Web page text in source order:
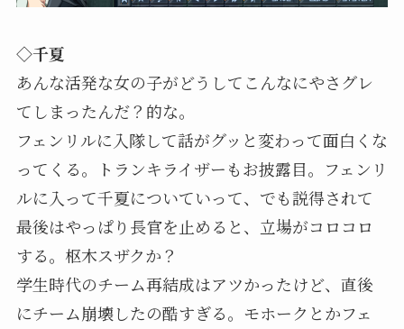
◇千夏
あんな活発な女の子がどうしてこんなにやさグレ
てしまったんだ？的な。
フェンリルに入隊して話がグッと変わって面白くな
ってくる。トランキライザーもお披露目。フェンリ
ルに入って千夏についていって、でも説得されて
最後はやっぱり長官を止めると、立場がコロコロ
する。枢木スザクか？
学生時代のチーム再結成はアツかったけど、直後
にチーム崩壊したの酷すぎる。モホークとかフェ